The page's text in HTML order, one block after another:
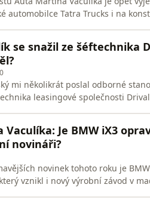
automobilce Tatra Trucks i na
však zná i
se snažil ze šéftechnika
mi několikrát poslal odborné
leasingové společnosti
Je BMW iX3
novináři?
novinek tohoto roku je
vznikl i nový výrobní závod v